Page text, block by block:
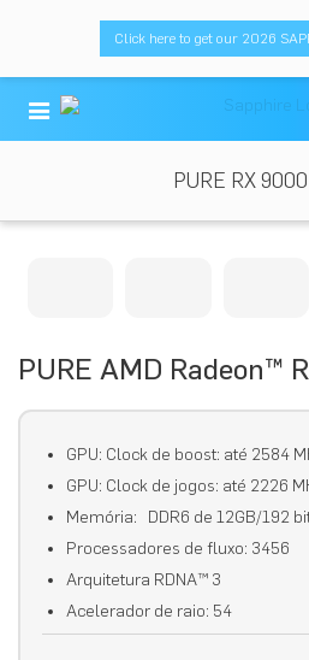
Click here to get our 2026
PURE RX
PURE AMD Radeon™
GPU: Clock de boost: até 2584
GPU: Clock de jogos: até 2226
Memória: DDR6 de 12GB/192
Processadores de fluxo: 3456
Arquitetura RDNA™ 3
Acelerador de raio: 54